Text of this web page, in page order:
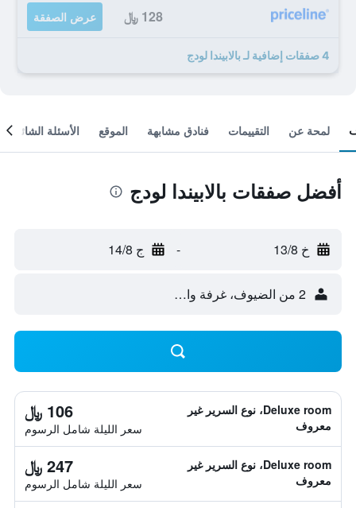
128 ﷼ عرض الصفقة
4 صفقات إضافية لـ بالابيندا لودج
لمحة عن التقييمات فنادق مشابهة الموقع الأسئلة الشائعة
أفضل صفقات بالابيندا لودج
خ 13/8 - ج 14/8
2 من الضيوف، غرفة واحدة
Deluxe room، نوع السرير غير
معروف
106 ﷼
سعر الليلة شامل الرسوم
Deluxe room، نوع السرير غير
معروف
247 ﷼
سعر الليلة شامل الرسوم